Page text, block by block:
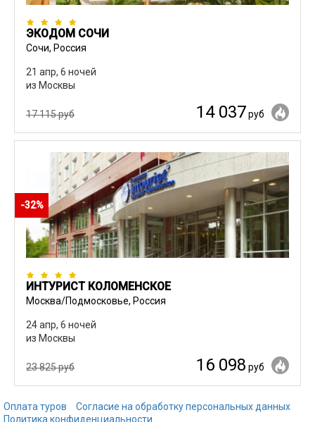
ЭКОДОМ СОЧИ
Сочи, Россия
21 апр, 6 ночей
из Москвы
17 115 руб 14 037руб
-32%
ИНТУРИСТ КОЛОМЕНСКОЕ
Москва/Подмосковье, Россия
24 апр, 6 ночей
из Москвы
23 825 руб 16 098 руб
Оплата туров
Согласие на обработку персональных данных
Политика конфиденциальности